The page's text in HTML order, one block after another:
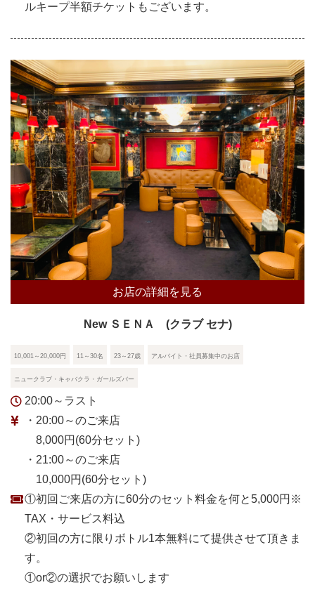
ルキープ半額チケットもございます。
お店の詳細を見る
New ＳＥＮＡ (クラブ セナ)
10,001～20,000円 11～30名 23～27歳 アルバイト・社員募集中のお店
ニュークラブ・キャバクラ・ガールズバー
20:00～ラスト
・20:00～のご来店
8,000円(60分セット)
・21:00～のご来店
10,000円(60分セット)
①初回ご来店の方に60分のセット料金を何と5,000円※
TAX・サービス料込
②初回の方に限りボトル1本無料にて提供させて頂きま
す。
①or②の選択でお願いします